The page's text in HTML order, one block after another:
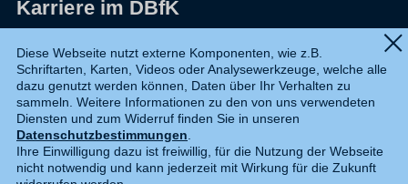
Karriere im DBfK
Datenschutz
Shop
Widerruf
Kontakt
Diese Webseite nutzt externe Komponenten, wie z.B.
Schriftarten, Karten, Videos oder Analysewerkzeuge, welche alle
dazu genutzt werden können, Daten über Ihr Verhalten zu
sammeln. Weitere Informationen zu den von uns verwendeten
Diensten und zum Widerruf finden Sie in unseren
Datenschutzbestimmungen.
Ihre Einwilligung dazu ist freiwillig, für die Nutzung der Webseite
nicht notwendig und kann jederzeit mit Wirkung für die Zukunft